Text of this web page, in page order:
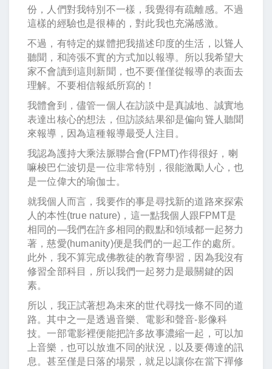
份，人們對我特別不一樣，我覺得有疏離感。不過
這樣的經驗也是很棒的，對此我也充滿感激。
不過，有特定的媒體把我描述印度的生活，以聳人
聽聞，和誇張不實的方式加以報導。所以我希望大
家不會讀到這則新聞，也不要僅僅從報導的表面去
理解。不要相信報紙所寫的！
我體會到，儘管一個人在訪談中是真誠地、誠實地
表達出核心的想法，但訪談結果卻是偏向聳人聽聞
來報導，因為這種報導最受人注目。
我認為護持大乘法脈聯合會(FPMT)作得很好，喇
嘛梭巴仁波切是一位非常特別，很能激勵人心，也
是一位偉大的瑜伽士。
就我個人而言，我要作的事是尋找新的道路來探索
人的本性(true nature)，這一點我個人跟FPMT是
相同的—我們在許多相同的觀點和領域都一起努力
著，慈愛(humanity)便是我們的一起工作的處所。
此外，我不算完成佛教徒的教育學習，因為我沒有
修習全部科目，所以我們一起努力是最關鍵的因
素。
所以，我正試著想為未來的世代尋找一條不同的道
路。其中之一是透過音樂、電影和聲音-影像科
技。一部電影裡便能把許多故事濃縮一起，可以加
上音樂，也可以放進不同的狀況，以及要傳達的訊
息。甚至僅是日落的場景，就足以讓你在當下禪修